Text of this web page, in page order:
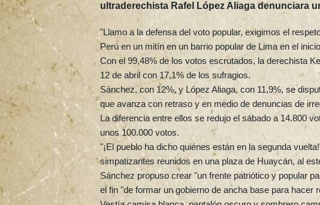
ultraderechista Rafel López Aliaga denunciara
"Llamo a la defensa del voto popular, exigimos el
Perú en un mitín en un barrio popular de Lima en el
Con el 99,48% de los votos escrutados, la derechista
12 de abril con 17,1% de los sufragios.
Sánchez, con 12%, y López Aliaga, con 11,9%, se
que avanza con retraso y en medio de denuncias de
La diferencia entre ellos se redujo el sábado a 14.800
unos 100.000 votos.
"¡El pueblo ha dicho quiénes están en la segunda
simpatizantes reunidos en una plaza de Huaycán, al
Sánchez propuso crear "un frente patriótico y popular
el fin "de formar un gobierno de ancha base para hacer